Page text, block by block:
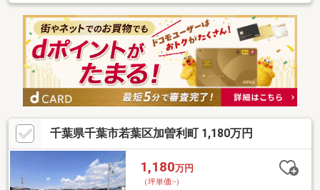
千葉県千葉市若葉区加曽利町 1,180万円
1,180万円
（坪単価:-）